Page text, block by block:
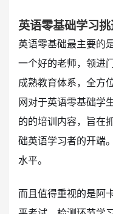
英语零基础学习
英语零基础最主要的
一个好的老师，领进
成熟教育体系，全方
网对于英语零基础学
的的培训内容，旨在
础英语学习者的开端
水平。
而且值得重视的是阿